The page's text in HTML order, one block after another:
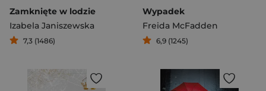
Zamknięte w lodzie
Izabela Janiszewska
7,3 (1486)
Wypadek
Freida McFadden
6,9 (1245)